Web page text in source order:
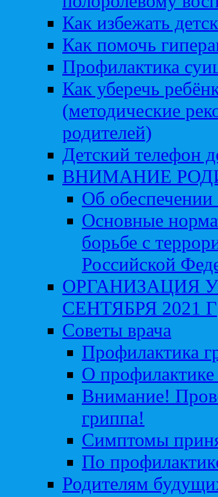
Как избежать
Как помочь
Профилактика
Как уберечь
(методические
родителей)
Детский телефон
ВНИМАНИЕ
Об обеспечении
Основные
борьбе с
Российской
ОРГАНИЗАЦИЯ
СЕНТЯБРЯ 2021 Г
Советы врача
Профилактика
О профилактике
Внимание!
гриппа!
Симптомы
По
Родителям